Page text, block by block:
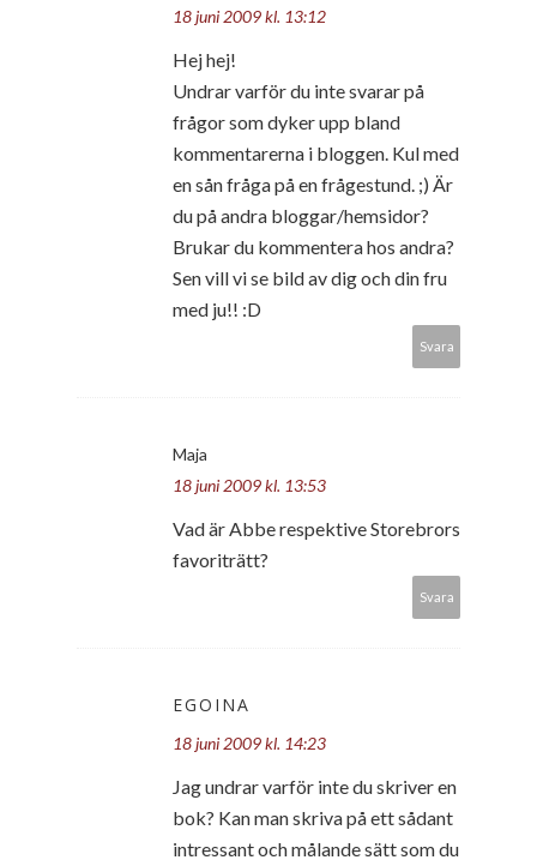
18 juni 2009 kl. 13:12
Hej hej!
Undrar varför du inte svarar på
frågor som dyker upp bland
kommentarerna i bloggen. Kul med
en sån fråga på en frågestund. ;) Är
du på andra bloggar/hemsidor?
Brukar du kommentera hos andra?
Sen vill vi se bild av dig och din fru
med ju!! :D
Svara
Maja
18 juni 2009 kl. 13:53
Vad är Abbe respektive Storebrors
favoriträtt?
Svara
EGOINA
18 juni 2009 kl. 14:23
Jag undrar varför inte du skriver en
bok? Kan man skriva på ett sådant
intressant och målande sätt som du